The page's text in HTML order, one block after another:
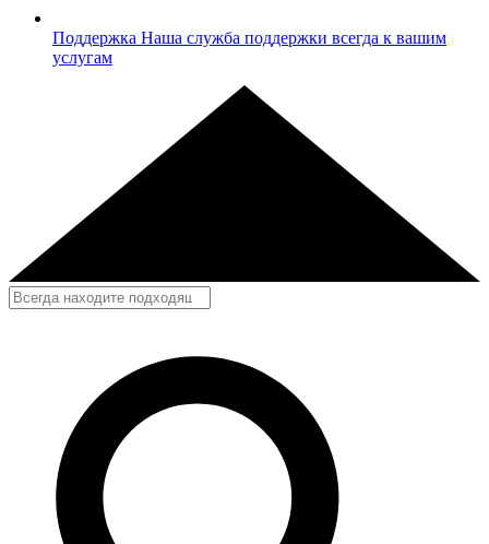
Поддержка Наша служба поддержки всегда к вашим
услугам